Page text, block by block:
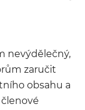
nevýdělečný,
zaručit
obsahu a